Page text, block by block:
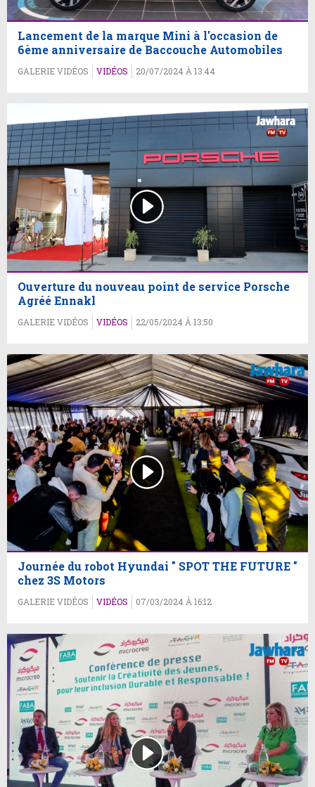
Lancement de la marque Mini à l'occasion de
6ème anniversaire de Baccouche Automobiles
GALERIE VIDÉOS VIDÉOS 20/07/2024 À 13:44
Ouverture du nouveau point de service Porsche
Agréé Ennakl
GALERIE VIDÉOS VIDÉOS 22/05/2024 À 13:50
Journée du robot Hyundai " SPOT THE FUTURE "
chez 3S Motors
GALERIE VIDÉOS VIDÉOS 07/03/2024 À 16:12